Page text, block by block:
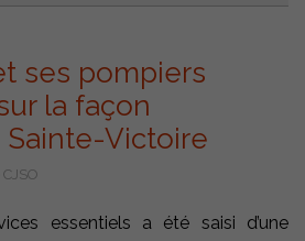
ses pompiers
la façon
Sainte-Victoire
essentiels a été saisi d’une